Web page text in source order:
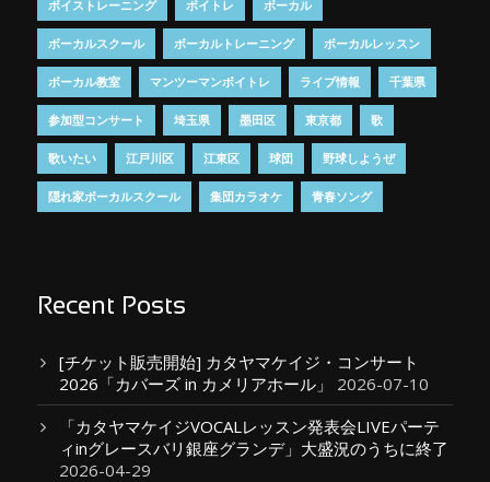
ボイストレーニング ボイトレ ボーカル
ボーカルスクール ボーカルトレーニング ボーカルレッスン
ボーカル教室 マンツーマンボイトレ ライブ情報 千葉県
参加型コンサート 埼玉県 墨田区 東京都 歌
歌いたい 江戸川区 江東区 球団 野球しようぜ
隠れ家ボーカルスクール 集団カラオケ 青春ソング
Recent Posts
[チケット販売開始] カタヤマケイジ・コンサート
2026「カバーズ in カメリアホール」
2026-07-10
「カタヤマケイジVOCALレッスン発表会LIVEパーテ
ィinグレースバリ銀座グランデ」大盛況のうちに終了
2026-04-29